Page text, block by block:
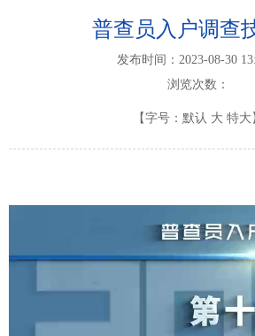
普查员入户调查
发布时间：2023-08-30
浏览次数：
【字号： 默认 大 特大